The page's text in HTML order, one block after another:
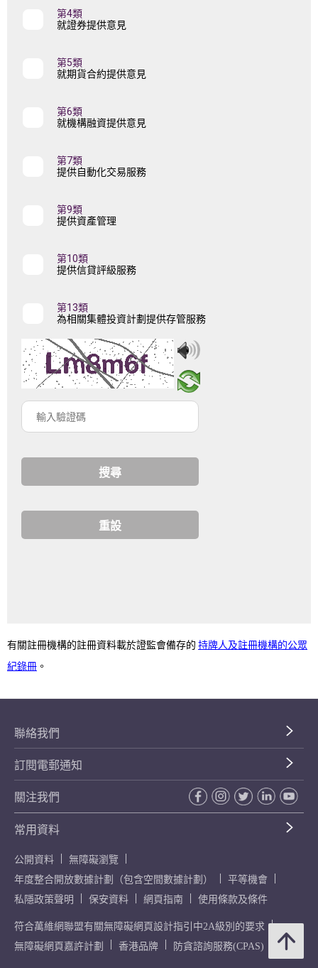
第4類
就證券提供意見
第5類
就期貨合約提供意見
第6類
就機構融資提供意見
第7類
提供自動化交易服務
第9類
提供資產管理
第10類
提供信貸評級服務
第13類
為相關集體投資計劃提供存管服務
輸
碼
有關註冊機構的註冊資料載於證監會備存的 持牌人及註冊機構的公眾
紀錄冊 。
聯絡我們
訂閱電郵通知
關注我們
常用資料
公開資料
無障礙瀏覽
年度整合開放數據計劃（包含空間數據計劃）
平等機會
私隱政策聲明
保安資料 網頁指南 使用條款及條件
符合萬維網聯盟有關無障礙網頁設計指引中2A級別的要求
無障礙網頁嘉許計劃
香港品牌 防貪諮詢服務(CPAS)